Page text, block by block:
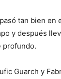
tan bien
y después
profundo.
Guarch y